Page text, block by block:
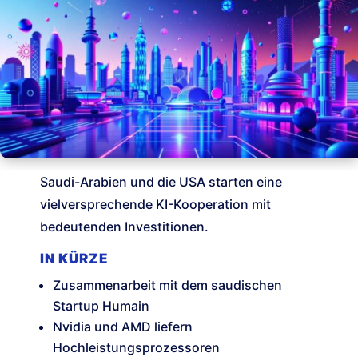
Saudi-Arabien und die USA starten eine
vielversprechende KI-Kooperation mit
bedeutenden Investitionen.
IN KÜRZE
Zusammenarbeit mit dem saudischen
Startup Humain
Nvidia und AMD liefern
Hochleistungsprozessoren